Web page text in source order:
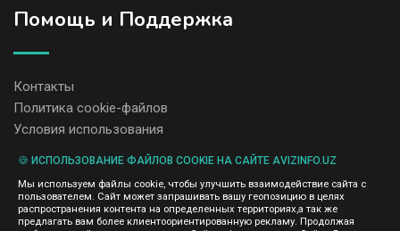
Помощь и Поддержка
Контакты
Политика cookie-файлов
Условия использования
содержание размещенных объявлений.
Мы ценим конфиденциальность наших пользователей. Мы не
передаем и не продаем личную информацию зарегистрированных
🍪 ИСПОЛЬЗОВАНИЕ ФАЙЛОВ COOKIE НА САЙТЕ AVIZINFO.UZ
Мы используем файлы cookie, чтобы улучшить взаимодействие сайта с
пользователем. Сайт может запрашивать вашу геопозицию в целях
распространения контента на определенных территориях,а так же
предлагать вам более клиентоориентированную рекламу. Продолжая